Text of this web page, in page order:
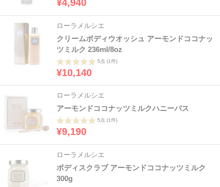
¥4,940
ローラメルシエ
クリームボディウオッシュ アーモンドココナッ
ツミルク 236ml/8oz
5点 (1件)
¥10,140
ローラメルシエ
アーモンドココナッツミルクハニーバス
5点 (1件)
¥9,190
ローラメルシエ
ボディスクラブ アーモンドココナッツミルク
300g